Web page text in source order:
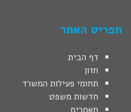
תפריט האתר
דף הבית
חזון
תחומי פעילות המשרד
חדשות משפט
מאמרים